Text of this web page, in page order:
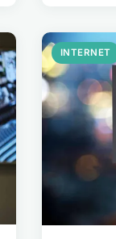
INTERNET